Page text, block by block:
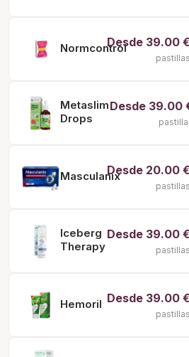
NormcontrolDesde 39.00 €
pastillas
Metaslim
Drops
Desde 39.00
MasculanixDesde 20.00 €
pastillas
Iceberg
Therapy
Desde 39.00 €
pastillas
Hemoril Desde 39.00 €
pastillas